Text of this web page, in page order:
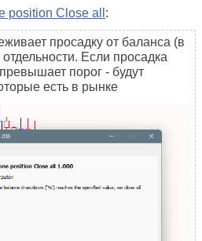
position Close all :
просадку от баланса (в
Если просадка
порог - будут
есть в рынке